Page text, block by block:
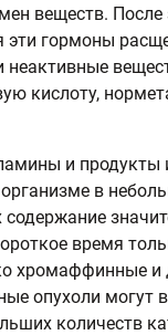
веществ.
эти гормоны
неактивные
кислоту,
и продукты
в
содержание
время
хромаффинные и
опухоли могут
количеств